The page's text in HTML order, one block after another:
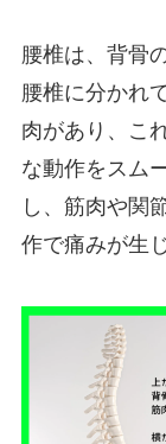
腰椎は、背骨
腰椎に分かれ
肉があり、こ
な動作をスム
し、筋肉や関
作で痛みが生